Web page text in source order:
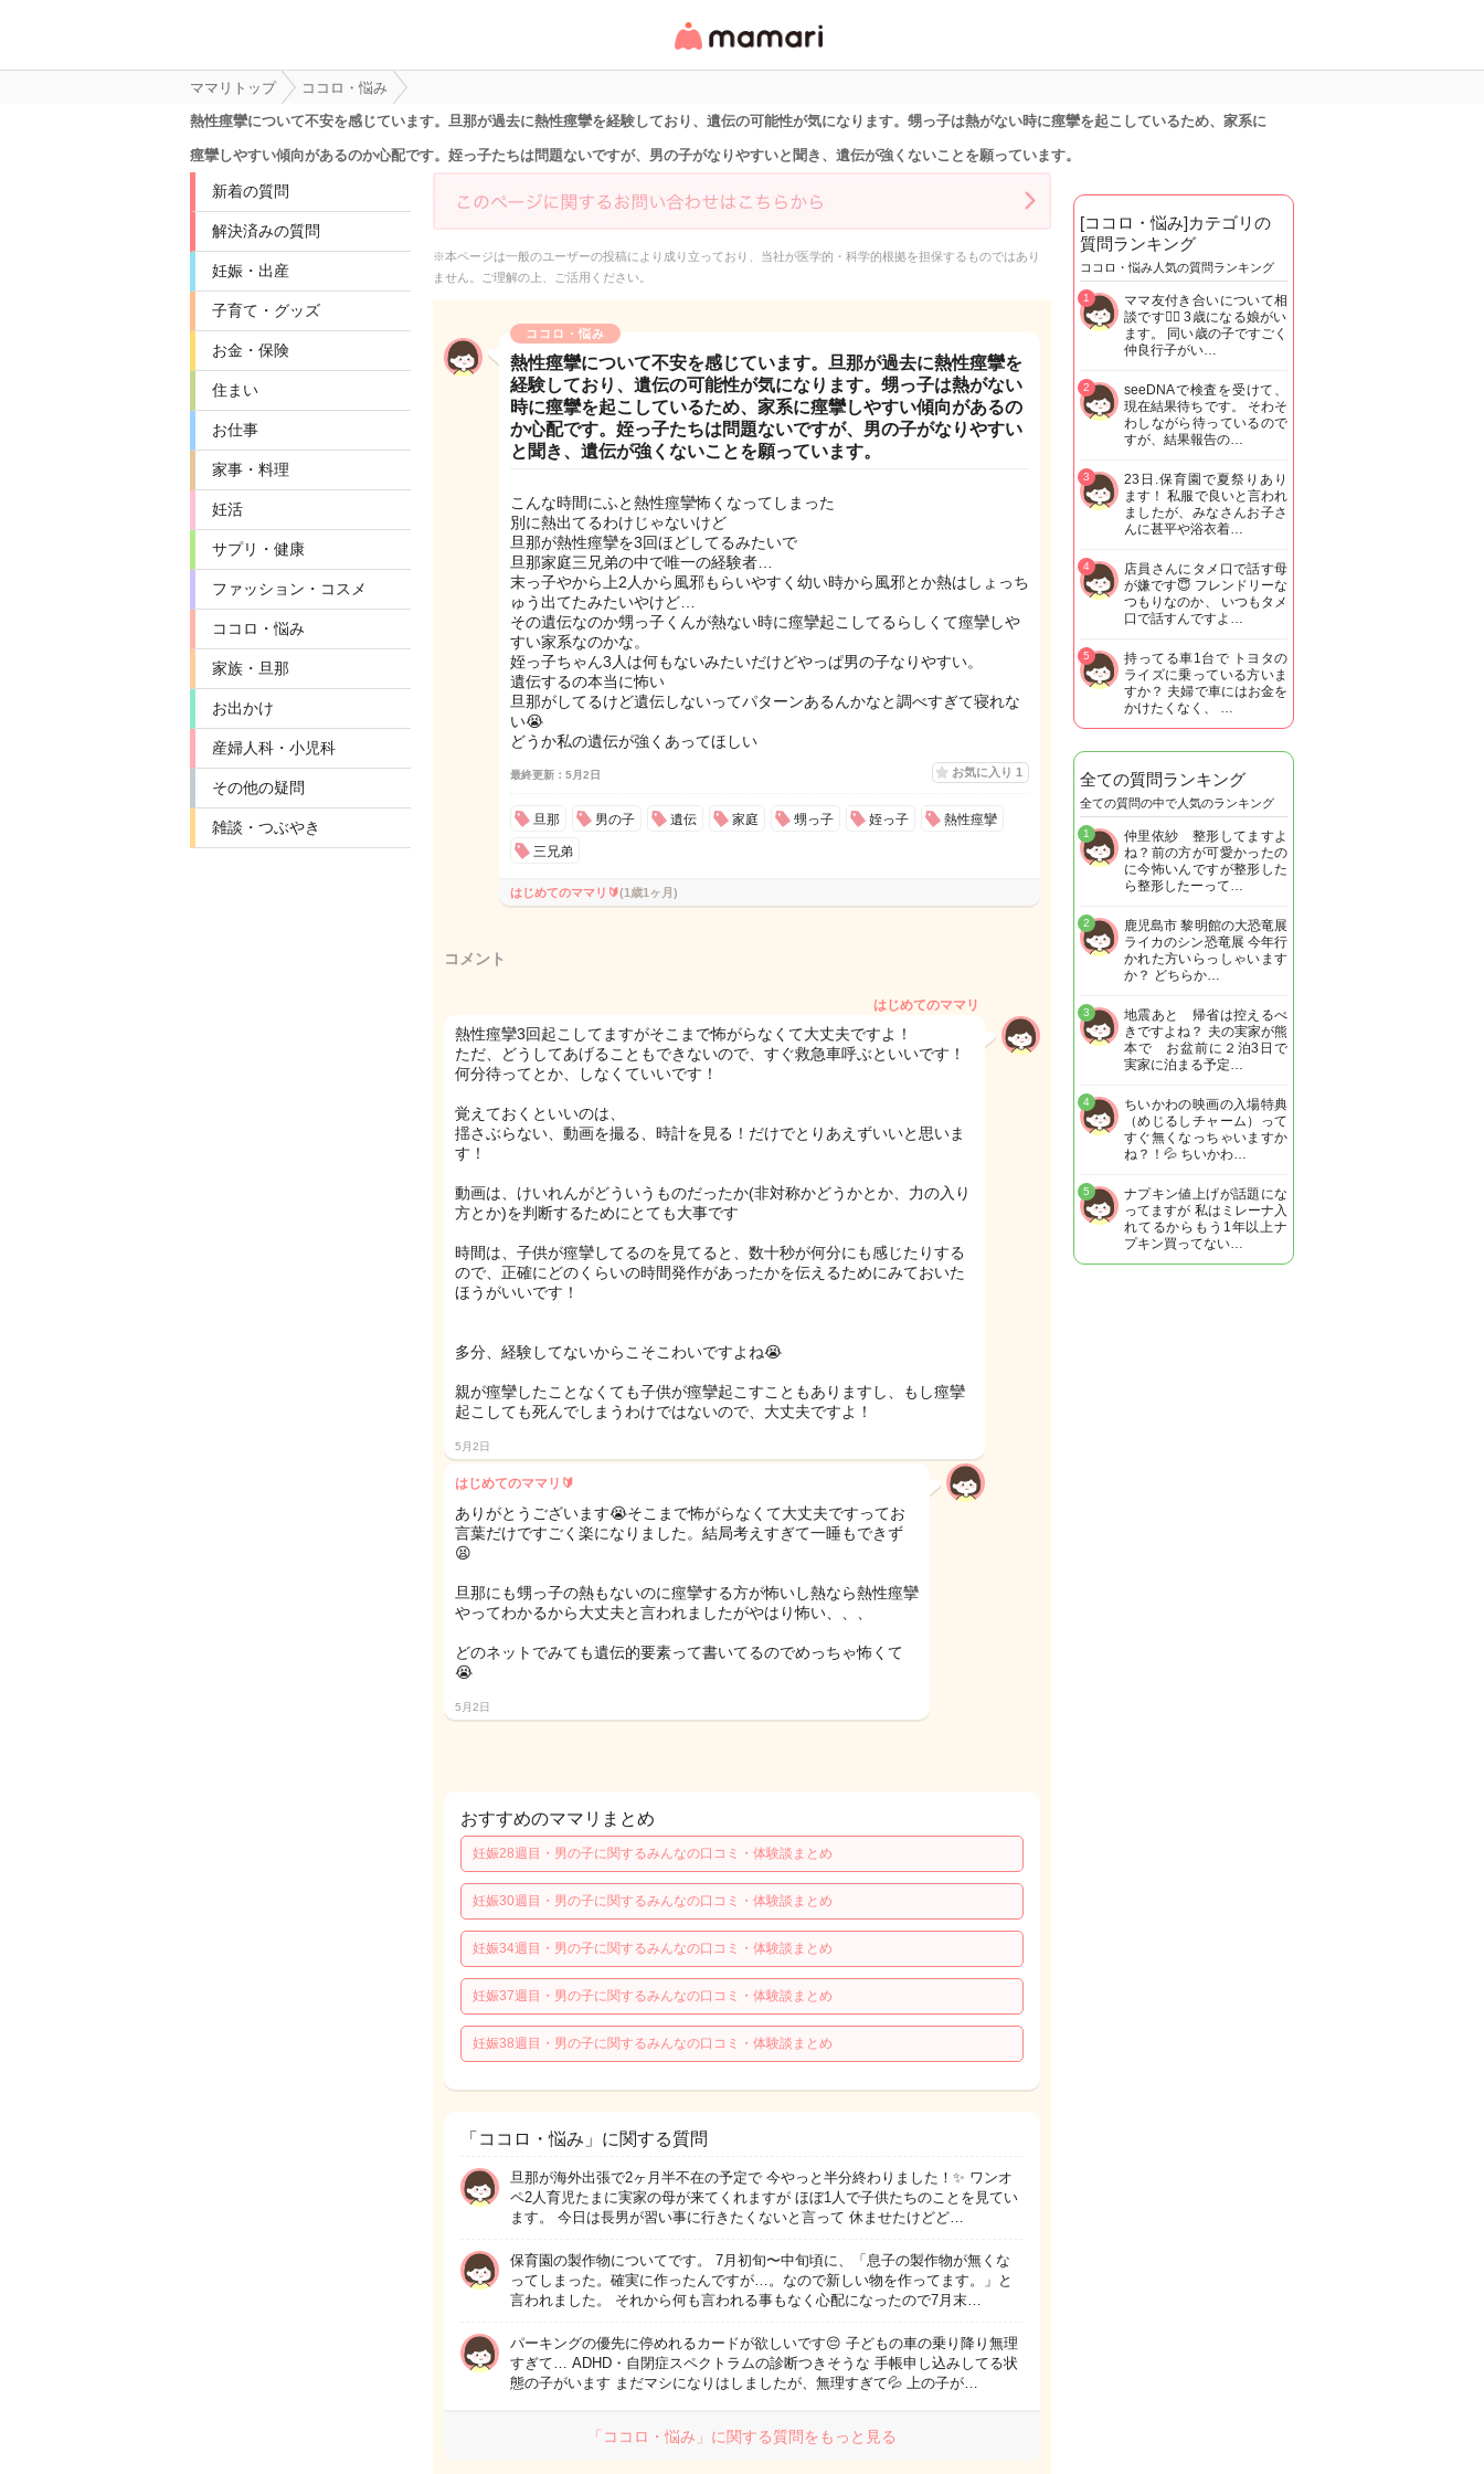
リ・情報サイト
ママリトップ
ココロ・悩み
熱性痙攣について不安を感じています。旦那が過去に熱性痙攣を経験しており、遺伝の可能性が気になります。甥っ子は熱がない時に痙攣を起こしているため、家系に
痙攣しやすい傾向があるのか心配です。姪っ子たちは問題ないですが、男の子がなりやすいと聞き、遺伝が強くないことを願っています。
新着の質問
解決済みの質問
妊娠・出産
子育て・グッズ
お金・保険
住まい
お仕事
家事・料理
妊活
サプリ・健康
ファッション・コスメ
ココロ・悩み
家族・旦那
お出かけ
産婦人科・小児科
その他の疑問
雑談・つぶやき
※本ページは一般のユーザーの投稿により成り立っており、当社が医学的・科学的根拠を担保するものではあり
ません。ご理解の上、ご活用ください。
ココロ・悩み
熱性痙攣について不安を感じています。旦那が過去に熱性痙攣を
経験しており、遺伝の可能性が気になります。甥っ子は熱がない
時に痙攣を起こしているため、家系に痙攣しやすい傾向があるの
か心配です。姪っ子たちは問題ないですが、男の子がなりやすい
と聞き、遺伝が強くないことを願っています。
こんな時間にふと熱性痙攣怖くなってしまった
別に熱出てるわけじゃないけど
旦那が熱性痙攣を3回ほどしてるみたいで
旦那家庭三兄弟の中で唯一の経験者…
末っ子やから上2人から風邪もらいやすく幼い時から風邪とか熱はしょっち
ゅう出てたみたいやけど…
その遺伝なのか甥っ子くんが熱ない時に痙攣起こしてるらしくて痙攣しや
すい家系なのかな。
姪っ子ちゃん3人は何もないみたいだけどやっぱ男の子なりやすい。
遺伝するの本当に怖い
旦那がしてるけど遺伝しないってパターンあるんかなと調べすぎて寝れな
い😭
どうか私の遺伝が強くあってほしい
最終更新：5月2日 お気に入り 1
旦那 男の子 遺伝 家庭 甥っ子 姪っ子 熱性痙攣
三兄弟
はじめてのママリ🔰(1歳1ヶ月)
コメント
はじめてのママリ
熱性痙攣3回起こしてますがそこまで怖がらなくて大丈夫ですよ！
ただ、どうしてあげることもできないので、すぐ救急車呼ぶといいです！
何分待ってとか、しなくていいです！
覚えておくといいのは、
揺さぶらない、動画を撮る、時計を見る！だけでとりあえずいいと思いま
す！
動画は、けいれんがどういうものだったか(非対称かどうかとか、力の入り
方とか)を判断するためにとても大事です
時間は、子供が痙攣してるのを見てると、数十秒が何分にも感じたりする
ので、正確にどのくらいの時間発作があったかを伝えるためにみておいた
ほうがいいです！
多分、経験してないからこそこわいですよね😭
親が痙攣したことなくても子供が痙攣起こすこともありますし、もし痙攣
起こしても死んでしまうわけではないので、大丈夫ですよ！
5月2日
はじめてのママリ🔰
ありがとうございます😭そこまで怖がらなくて大丈夫ですってお
言葉だけですごく楽になりました。結局考えすぎて一睡もできず
😫
旦那にも甥っ子の熱もないのに痙攣する方が怖いし熱なら熱性痙攣
やってわかるから大丈夫と言われましたがやはり怖い、、、
どのネットでみても遺伝的要素って書いてるのでめっちゃ怖くて
😭
5月2日
おすすめのママリまとめ
妊娠28週目・男の子に関するみんなの口コミ・体験談まとめ
妊娠30週目・男の子に関するみんなの口コミ・体験談まとめ
妊娠34週目・男の子に関するみんなの口コミ・体験談まとめ
妊娠37週目・男の子に関するみんなの口コミ・体験談まとめ
妊娠38週目・男の子に関するみんなの口コミ・体験談まとめ
「ココロ・悩み」に関する質問
旦那が海外出張で2ヶ月半不在の予定で 今やっと半分終わりました！✨ ワンオ
ペ2人育児たまに実家の母が来てくれますが ほぼ1人で子供たちのことを見てい
ます。 今日は長男が習い事に行きたくないと言って 休ませたけどど…
保育園の製作物についてです。 7月初旬〜中旬頃に、「息子の製作物が無くな
ってしまった。確実に作ったんですが…。なので新しい物を作ってます。」と
言われました。 それから何も言われる事もなく心配になったので7月末…
パーキングの優先に停めれるカードが欲しいです😔 子どもの車の乗り降り無理
すぎて… ADHD・自閉症スペクトラムの診断つきそうな 手帳申し込みしてる状
態の子がいます まだマシになりはしましたが、無理すぎて💦 上の子が…
「ココロ・悩み」に関する質問をもっと見る
[ココロ・悩み]カテゴリの
質問ランキング
ココロ・悩み人気の質問ランキング
ママ友付き合いについて相
談です🙇‍♂️ 3歳になる娘がい
ます。 同い歳の子ですごく
仲良行子がい…
1
seeDNAで検査を受けて、
現在結果待ちです。 そわそ
わしながら待っているので
すが、結果報告の…
2
23日.保育園で夏祭りあり
ます！ 私服で良いと言われ
ましたが、みなさんお子さ
んに甚平や浴衣着…
3
店員さんにタメ口で話す母
が嫌です😇 フレンドリーな
つもりなのか、 いつもタメ
口で話すんですよ…
4
持ってる車1台で トヨタの
ライズに乗っている方いま
すか？ 夫婦で車にはお金を
かけたくなく、 …
5
全ての質問ランキング
全ての質問の中で人気のランキング
仲里依紗 整形してますよ
ね？前の方が可愛かったの
に今怖いんですが整形した
ら整形したーって…
1
鹿児島市 黎明館の大恐竜展
ライカのシン恐竜展 今年行
かれた方いらっしゃいます
か？ どちらか…
2
地震あと 帰省は控えるべ
きですよね？ 夫の実家が熊
本で お盆前に２泊3日で
実家に泊まる予定…
3
ちいかわの映画の入場特典
（めじるしチャーム）って
すぐ無くなっちゃいますか
ね？！💦 ちいかわ…
4
ナプキン値上げが話題にな
ってますが 私はミレーナ入
れてるからもう1年以上ナ
プキン買ってない…
5